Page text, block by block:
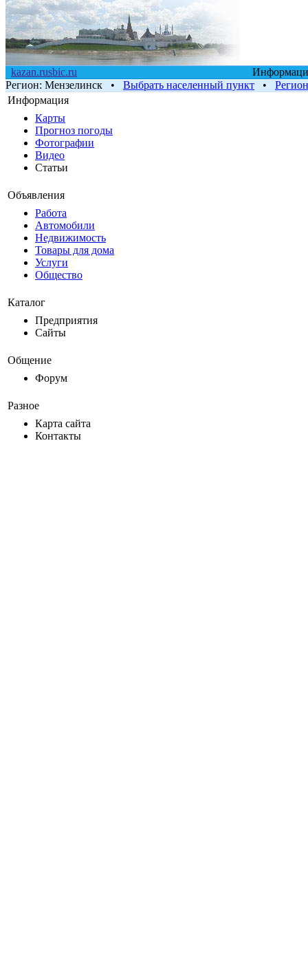
kazan.rusbic.ru
Регион: Мензелинск • Выбрать населенный пункт •
Информация
Карты
Прогноз погоды
Фотографии
Видео
Статьи
Объявления
Работа
Автомобили
Недвижимость
Товары для дома
Услуги
Общество
Каталог
Предприятия
Сайты
Общение
Форум
Разное
Карта сайта
Контакты